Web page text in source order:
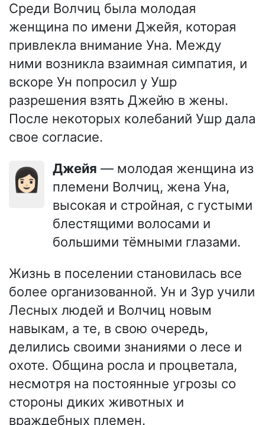
Среди Волчиц была молодая
женщина по имени Джейя, которая
привлекла внимание Уна. Между
ними возникла взаимная симпатия, и
вскоре Ун попросил у Ушр
разрешения взять Джейю в жены.
После некоторых колебаний Ушр дала
свое согласие.
👩🏻 Джейя — молодая женщина из
племени Волчиц, жена Уна,
высокая и стройная, с густыми
блестящими волосами и
большими тёмными глазами.
Жизнь в поселении становилась все
более организованной. Ун и Зур учили
Лесных людей и Волчиц новым
навыкам, а те, в свою очередь,
делились своими знаниями о лесе и
охоте. Община росла и процветала,
несмотря на постоянные угрозы со
стороны диких животных и
враждебных племен.